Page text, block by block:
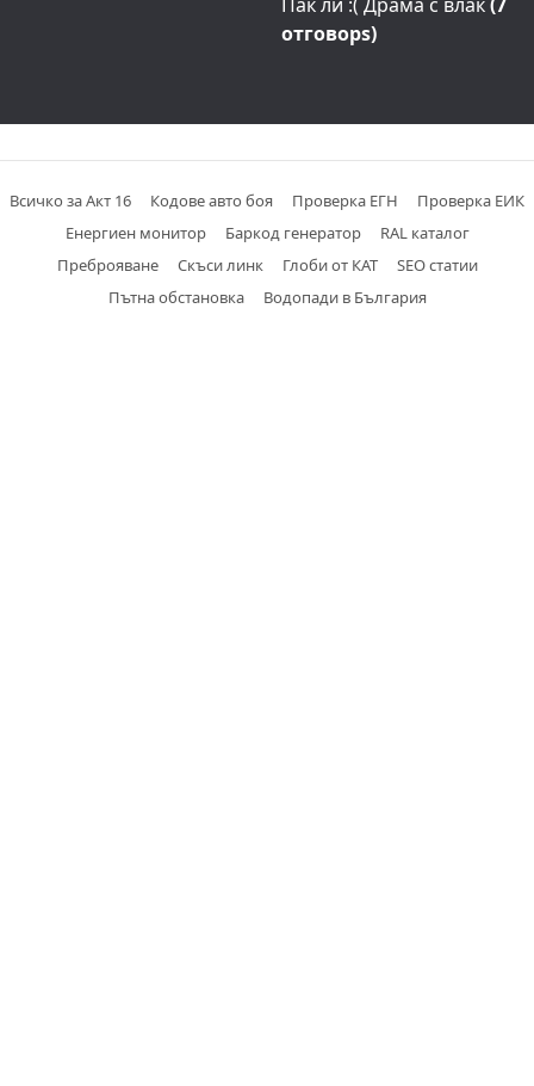
отговорs)
Всичко за Акт 16 Кодове авто боя Проверка ЕГН
Проверка ЕИК
Енергиен монитор
Баркод генератор
RAL каталог
Преброяване
Скъси линк Глоби от КАТ
SEO статии
Пътна обстановка
Водопади в България